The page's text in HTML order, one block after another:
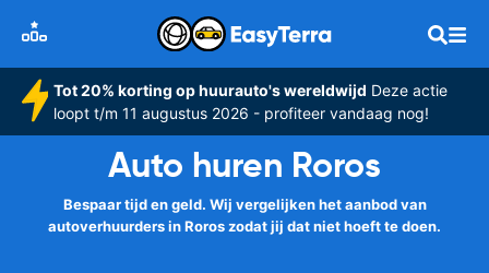
Tot 20% korting op huurauto's wereldwijd Deze actie
loopt t/m 11 augustus 2026 - profiteer vandaag nog!
Auto huren Roros
Bespaar tijd en geld. Wij vergelijken het aanbod van
autoverhuurders in Roros zodat jij dat niet hoeft te doen.